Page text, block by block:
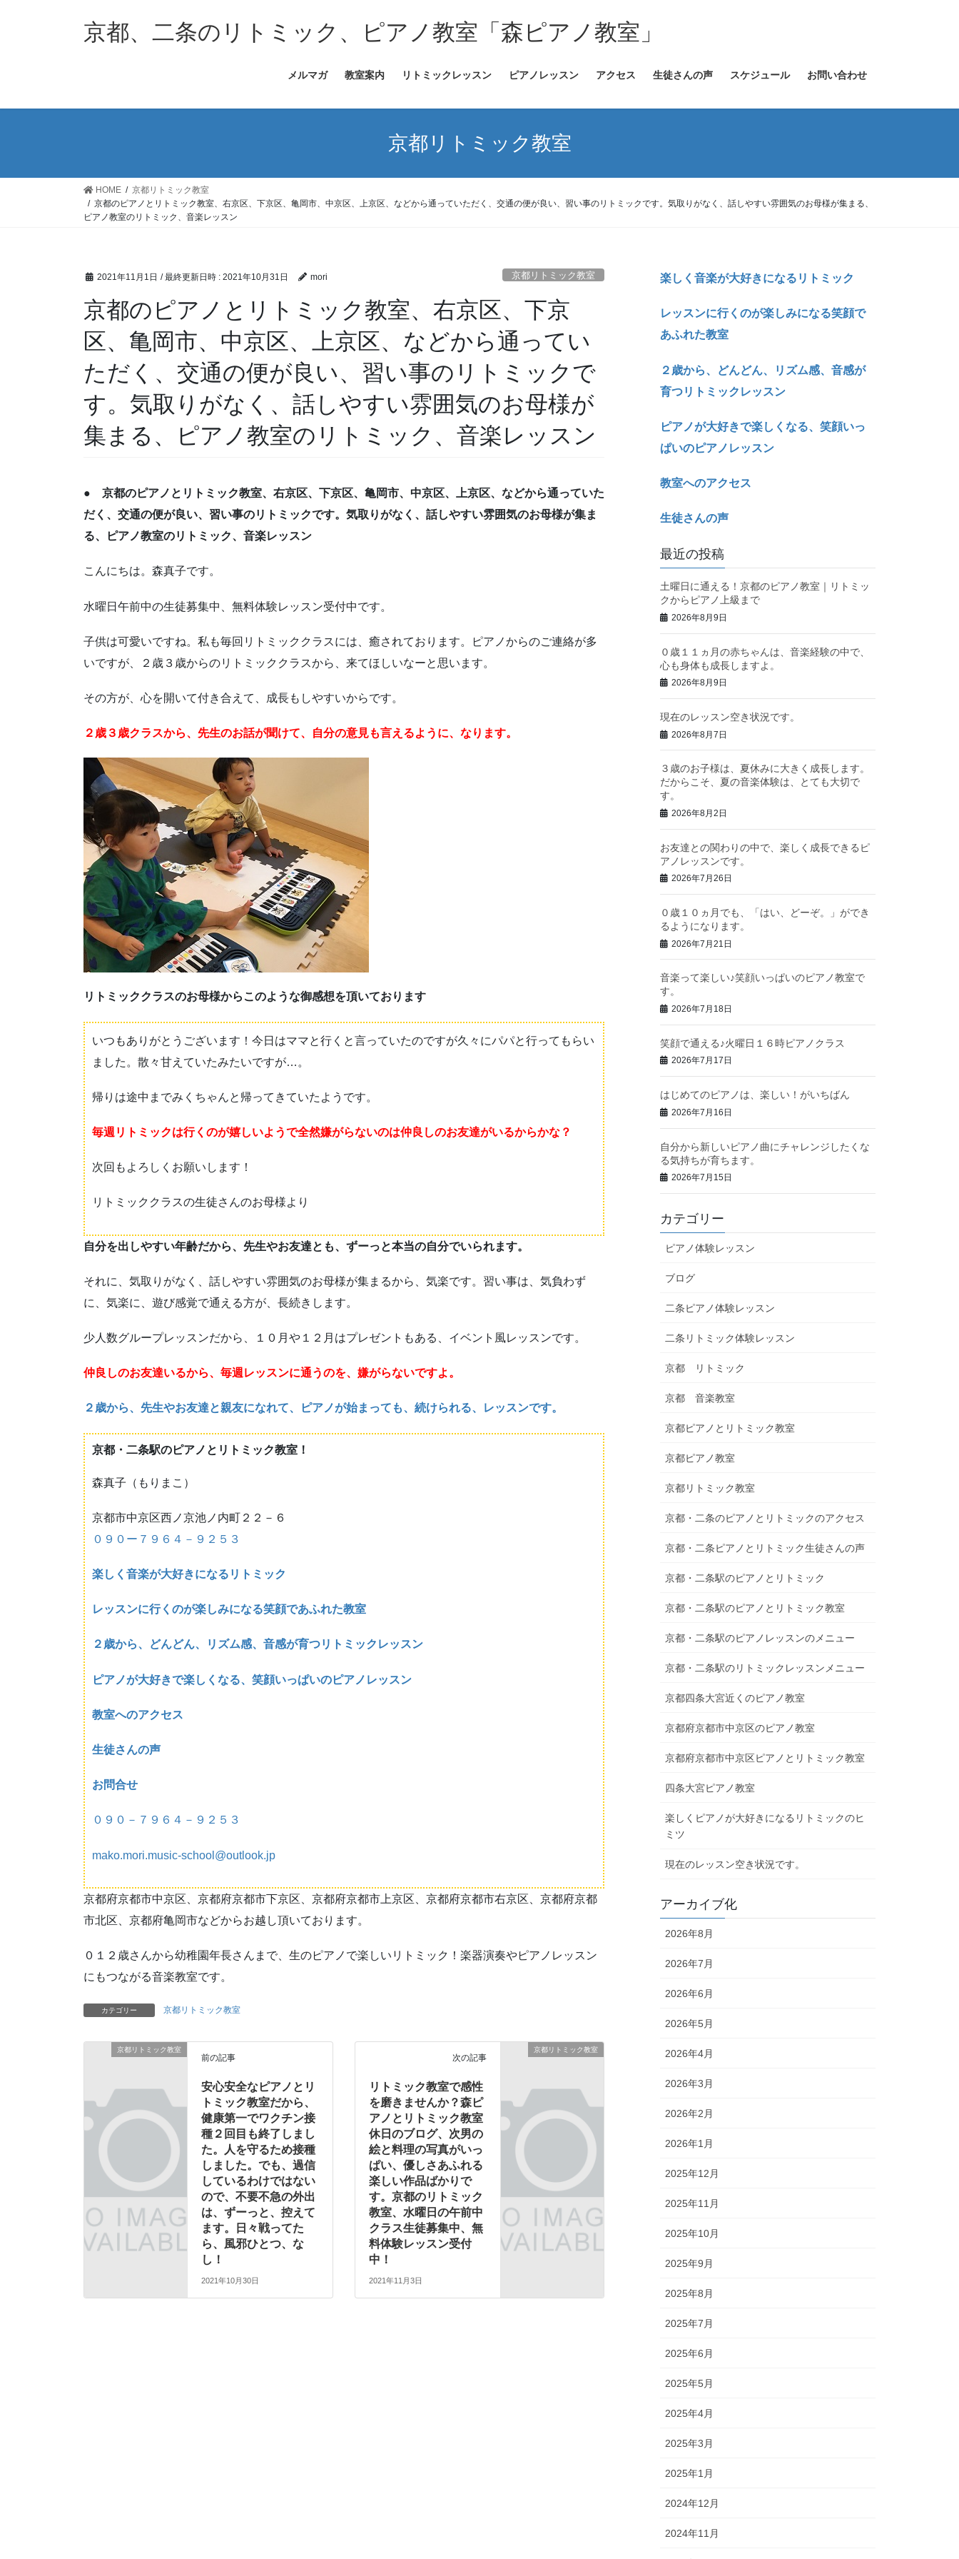
ス
ン
京都、二条のリトミック、ピアノ教室「森ピアノ教室」
メルマガ 教室案内 リトミックレッスン ピアノレッスン アクセス 生徒さんの声 スケジュール お問い合わせ
京都リトミック教室
HOME
京都リトミック教室
京都のピアノとリトミック教室、右京区、下京区、亀岡市、中京区、上京区、などから通っていただく、交通の便が良い、習い事のリトミックです。気取りがなく、話しやすい雰囲気のお母様が集まる、
ピアノ教室のリトミック、音楽レッスン
2021年11月1日 / 最終更新日時 : 2021年10月31日 mori 京都リトミック教室
京都のピアノとリトミック教室、右京区、下京
区、亀岡市、中京区、上京区、などから通ってい
ただく、交通の便が良い、習い事のリトミックで
す。気取りがなく、話しやすい雰囲気のお母様が
集まる、ピアノ教室のリトミック、音楽レッスン
● 京都のピアノとリトミック教室、右京区、下京区、亀岡市、中京区、上京区、などから通っていた
だく、交通の便が良い、習い事のリトミックです。気取りがなく、話しやすい雰囲気のお母様が集ま
る、ピアノ教室のリトミック、音楽レッスン
こんにちは。森真子です。
水曜日午前中の生徒募集中、無料体験レッスン受付中です。
子供は可愛いですね。私も毎回リトミッククラスには、癒されております。ピアノからのご連絡が多
いですが、２歳３歳からのリトミッククラスから、来てほしいなーと思います。
その方が、心を開いて付き合えて、成長もしやすいからです。
２歳３歳クラスから、先生のお話が聞けて、自分の意見も言えるように、なります。
リトミッククラスのお母様からこのような御感想を頂いております
いつもありがとうございます！今日はママと行くと言っていたのですが久々にパパと行ってもらい
ました。散々甘えていたみたいですが…。
帰りは途中までみくちゃんと帰ってきていたようです。
毎週リトミックは行くのが嬉しいようで全然嫌がらないのは仲良しのお友達がいるからかな？
次回もよろしくお願いします！
リトミッククラスの生徒さんのお母様より
自分を出しやすい年齢だから、先生やお友達とも、ずーっと本当の自分でいられます。
それに、気取りがなく、話しやすい雰囲気のお母様が集まるから、気楽です。習い事は、気負わず
に、気楽に、遊び感覚で通える方が、長続きします。
少人数グループレッスンだから、１０月や１２月はプレゼントもある、イベント風レッスンです。
仲良しのお友達いるから、毎週レッスンに通うのを、嫌がらないですよ。
２歳から、先生やお友達と親友になれて、ピアノが始まっても、続けられる、レッスンです。
京都・二条駅のピアノとリトミック教室！
森真子（もりまこ）
京都市中京区西ノ京池ノ内町２２－６
０９０ー７９６４－９２５３
楽しく音楽が大好きになるリトミック
レッスンに行くのが楽しみになる笑顔であふれた教室
２歳から、どんどん、リズム感、音感が育つリトミックレッスン
ピアノが大好きで楽しくなる、笑顔いっぱいのピアノレッスン
教室へのアクセス
生徒さんの声
お問合せ
０９０－７９６４－９２５３
mako.mori.music-school@outlook.jp
京都府京都市中京区、京都府京都市下京区、京都府京都市上京区、京都府京都市右京区、京都府京都
市北区、京都府亀岡市などからお越し頂いております。
０１２歳さんから幼稚園年長さんまで、生のピアノで楽しいリトミック！楽器演奏やピアノレッスン
にもつながる音楽教室です。
カテゴリー 京都リトミック教室
京都リトミック教室
前の記事
安心安全なピアノとリ
トミック教室だから、
健康第一でワクチン接
種２回目も終了しまし
た。人を守るため接種
しました。でも、過信
しているわけではない
ので、不要不急の外出
は、ずーっと、控えて
ます。日々戦ってた
ら、風邪ひとつ、な
し！
2021年10月30日
京都リトミック教室
次の記事
リトミック教室で感性
を磨きませんか？森ピ
アノとリトミック教室
休日のブログ、次男の
絵と料理の写真がいっ
ぱい、優しさあふれる
楽しい作品ばかりで
す。京都のリトミック
教室、水曜日の午前中
クラス生徒募集中、無
料体験レッスン受付
中！
2021年11月3日
楽しく音楽が大好きになるリトミック
レッスンに行くのが楽しみになる笑顔で
あふれた教室
２歳から、どんどん、リズム感、音感が
育つリトミックレッスン
ピアノが大好きで楽しくなる、笑顔いっ
ぱいのピアノレッスン
教室へのアクセス
生徒さんの声
最近の投稿
土曜日に通える！京都のピアノ教室｜リトミッ
クからピアノ上級まで
2026年8月9日
０歳１１ヵ月の赤ちゃんは、音楽経験の中で、
心も身体も成長しますよ。
2026年8月9日
現在のレッスン空き状況です。
2026年8月7日
３歳のお子様は、夏休みに大きく成長します。
だからこそ、夏の音楽体験は、とても大切で
す。
2026年8月2日
お友達との関わりの中で、楽しく成長できるピ
アノレッスンです。
2026年7月26日
０歳１０ヵ月でも、「はい、どーぞ。」ができ
るようになります。
2026年7月21日
音楽って楽しい♪笑顔いっぱいのピアノ教室で
す。
2026年7月18日
笑顔で通える♪火曜日１６時ピアノクラス
2026年7月17日
はじめてのピアノは、楽しい！がいちばん
2026年7月16日
自分から新しいピアノ曲にチャレンジしたくな
る気持ちが育ちます。
2026年7月15日
カテゴリー
ピアノ体験レッスン
ブログ
二条ピアノ体験レッスン
二条リトミック体験レッスン
京都 リトミック
京都 音楽教室
京都ピアノとリトミック教室
京都ピアノ教室
京都リトミック教室
京都・二条のピアノとリトミックのアクセス
京都・二条ピアノとリトミック生徒さんの声
京都・二条駅のピアノとリトミック
京都・二条駅のピアノとリトミック教室
京都・二条駅のピアノレッスンのメニュー
京都・二条駅のリトミックレッスンメニュー
京都四条大宮近くのピアノ教室
京都府京都市中京区のピアノ教室
京都府京都市中京区ピアノとリトミック教室
四条大宮ピアノ教室
楽しくピアノが大好きになるリトミックのヒ
ミツ
現在のレッスン空き状況です。
アーカイブ化
2026年8月
2026年7月
2026年6月
2026年5月
2026年4月
2026年3月
2026年2月
2026年1月
2025年12月
2025年11月
2025年10月
2025年9月
2025年8月
2025年7月
2025年6月
2025年5月
2025年4月
2025年3月
2025年1月
2024年12月
2024年11月